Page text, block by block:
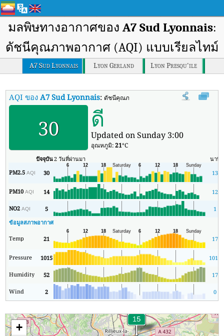
มลพิษทางอากาศของ A7 Sud Lyonnais:
ดัชนีคุณภาพอากาศ (AQI) แบบเรียลไทม์
A7 Sud Lyonnais Lyon Gerland Lyon Presqu'ile
AQI ของA7 Sud Lyonnais:ดัชนีคุณภาพอากาศ (AQI) แบบเรียลไทม์ของ
30 ดี
Updated on Sunday 3:00
อุณหภูมิ:21°C
ปัจจุบัน2 วันที่ผ่านมา นาที
PM2.5AQI 30 13
PM10AQI 14 12
NO2AQI 5
1
ข้อมูลสภาพอากาศ
Temp 21 17
Pressure 1015 1015
Humidity 52 17
Wind 2 0
+